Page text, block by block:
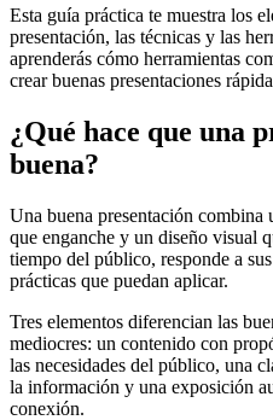
Esta guía práctica te muestra los
presentación, las técnicas y las
aprenderás cómo herramientas
crear buenas presentaciones
¿Qué hace que una
buena?
Una buena presentación combina
que enganche y un diseño visual
tiempo del público, responde a
prácticas que puedan aplicar.
Tres elementos diferencian las
mediocres: un contenido con
las necesidades del público, una
la información y una exposición
conexión.